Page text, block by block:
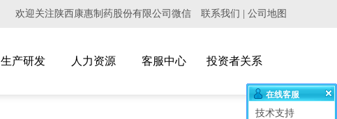
欢迎关注陕西康惠制药股份有限公司微信 联系我们 公司地图
生产研发 人力资源 客服中心 投资者关系
在线客服
技术支持